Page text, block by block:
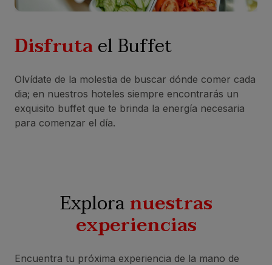
Disfrutael Buffet
Olvídate de la molestia de buscar dónde comer cada
dia; en nuestros hoteles siempre encontrarás un
exquisito buffet que te brinda la energía necesaria
para comenzar el día.
Exploranuestras
experiencias
Encuentra tu próxima experiencia de la mano de